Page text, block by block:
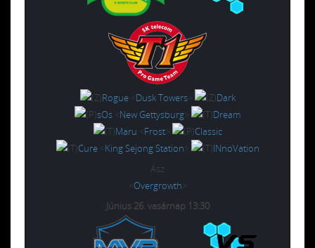
Rogue< Dusk Towers>
Dark
sOs < New Gettysburg
Dream
Maru < Frost>
Classic
Cure< King Sejong Station
INnoVation
Ász
< Overgrowth
Június 26. vasárnap 13:30